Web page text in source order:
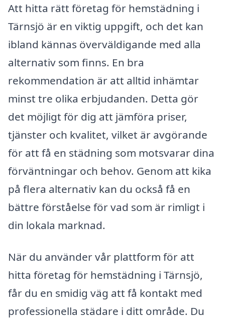
Att hitta rätt företag för hemstädning i
Tärnsjö är en viktig uppgift, och det kan
ibland kännas överväldigande med alla
alternativ som finns. En bra
rekommendation är att alltid inhämtar
minst tre olika erbjudanden. Detta gör
det möjligt för dig att jämföra priser,
tjänster och kvalitet, vilket är avgörande
för att få en städning som motsvarar dina
förväntningar och behov. Genom att kika
på flera alternativ kan du också få en
bättre förståelse för vad som är rimligt i
din lokala marknad.
När du använder vår plattform för att
hitta företag för hemstädning i Tärnsjö,
får du en smidig väg att få kontakt med
professionella städare i ditt område. Du